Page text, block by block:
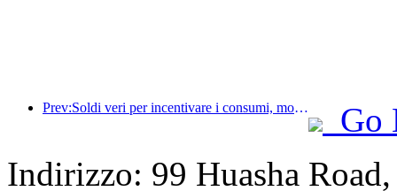
Prev:Soldi veri per incentivare i consumi, molti locali hanno emesso buoni spesa per i consumi culturali e turistici del 1° maggio
Go
Indirizzo: 99 Huasha